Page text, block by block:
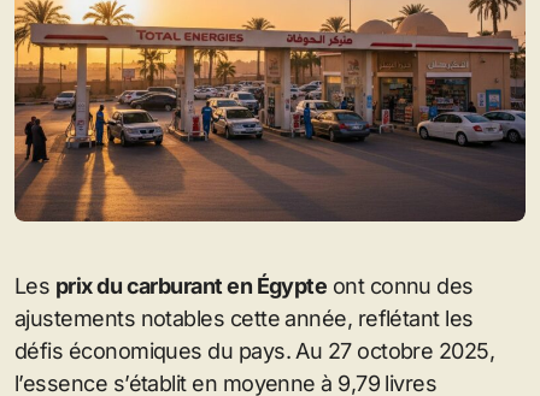
Les prix du carburant en Égypte ont connu des
ajustements notables cette année, reflétant les
défis économiques du pays. Au 27 octobre 2025,
l’essence s’établit en moyenne à 9,79 livres